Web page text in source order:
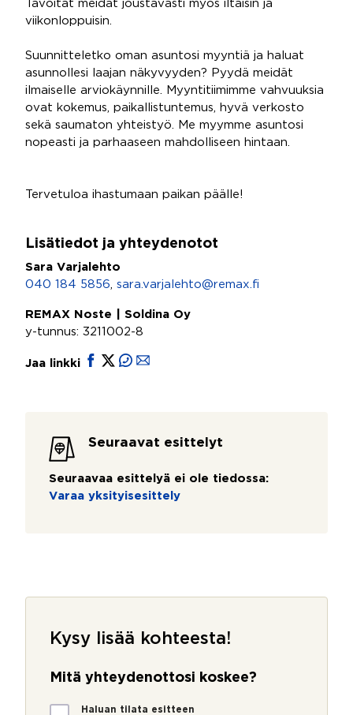
Tavoitat meidät joustavasti myös iltaisin ja
viikonloppuisin.
Suunnitteletko oman asuntosi myyntiä ja haluat
asunnollesi laajan näkyvyyden? Pyydä meidät
ilmaiselle arviokäynnille. Myyntitiimimme vahvuuksia
ovat kokemus, paikallistuntemus, hyvä verkosto
sekä saumaton yhteistyö. Me myymme asuntosi
nopeasti ja parhaaseen mahdolliseen hintaan.
Tervetuloa ihastumaan paikan päälle!
Lisätiedot ja yhteydenotot
Sara Varjalehto
040 184 5856
sara.varjalehto@remax.fi
REMAX Noste | Soldina Oy
y-tunnus: 3211002-8
Jaa linkki
Seuraavat esittelyt
Seuraavaa esittelyä ei ole tiedossa:
Varaa yksityisesittely
Kysy lisää kohteesta!
Mitä yhteydenottosi koskee?
M Haluan tilata esitteen